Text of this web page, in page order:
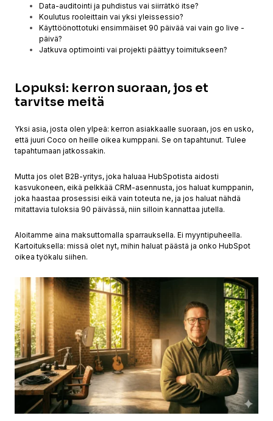
Data-auditointi ja puhdistus vai siirrätkö itse?
Koulutus rooleittain vai yksi yleissessio?
Käyttöönottotuki ensimmäiset 90 päivää vai vain go live -
päivä?
Jatkuva optimointi vai projekti päättyy toimitukseen?
Lopuksi: kerron suoraan, jos et
tarvitse meitä
Yksi asia, josta olen ylpeä: kerron asiakkaalle suoraan, jos en usko,
että juuri Coco on heille oikea kumppani. Se on tapahtunut. Tulee
tapahtumaan jatkossakin.
Mutta jos olet B2B-yritys, joka haluaa HubSpotista aidosti
kasvukoneen, eikä pelkkää CRM-asennusta, jos haluat kumppanin,
joka haastaa prosessisi eikä vain toteuta ne, ja jos haluat nähdä
mitattavia tuloksia 90 päivässä, niin silloin kannattaa jutella.
Aloitamme aina maksuttomalla sparrauksella. Ei myyntipuheella.
Kartoituksella: missä olet nyt, mihin haluat päästä ja onko HubSpot
oikea työkalu siihen.